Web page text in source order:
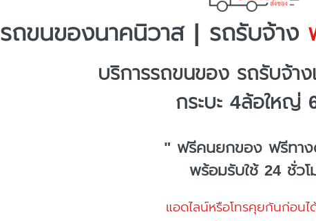
รถขนของนาคนิวาส | รถรับจ้าง
บริการรถขนของ รถรับจ้า
กระบะ 4ล้อใหญ่
" ฟรีคนยกของ ฟรีทา
พร้อมรับใช้ 24 ชั่วโ
แอดไลน์หรือโทรคุยกันก่อนไ